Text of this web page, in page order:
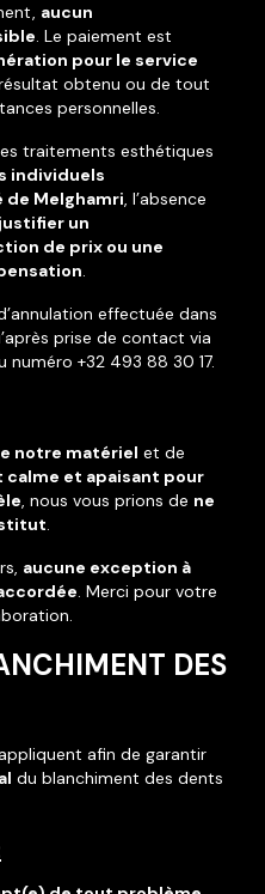
aucun
. Le paiement est
pour le service
obtenu ou de tout
personnelles.
traitements esthétiques
individuels
Melghamri, l’absence
un
de prix ou une
.
effectuée dans
prise de contact via
numéro +32 493 88 30 17.
notre matériel et de
calme et apaisant pour
, nous vous prions de ne
.
aucune exception à
. Merci pour votre
DES
afin de garantir
du blanchiment des dents